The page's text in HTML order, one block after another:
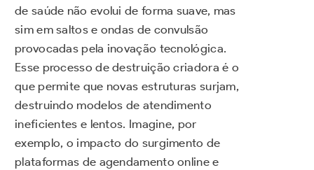
de saúde não evolui de forma suave, mas
sim em saltos e ondas de convulsão
provocadas pela inovação tecnológica.
Esse processo de destruição criadora é o
que permite que novas estruturas surjam,
destruindo modelos de atendimento
ineficientes e lentos. Imagine, por
exemplo, o impacto do surgimento de
plataformas de agendamento online e